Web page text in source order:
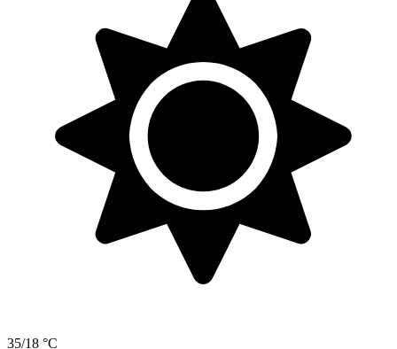
35/18 °C